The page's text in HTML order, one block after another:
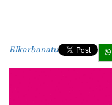
Elkarbanatu